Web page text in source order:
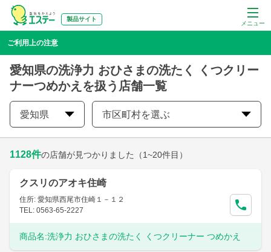
メニュー
製品サイト
ご利用上の注意
愛知県の洗浄力 おひさまの洗たく くつクリー
ナーつめかえを扱う店舗一覧
愛知県 市区町村を選ぶ
1128件の店舗が見つかりました （1~20件目）
クスリのアオキ住崎
住所: 愛知県西尾市住崎１－１２
TEL: 0563-65-2227
商品名:洗浄力 おひさまの洗たく くつクリーナー つめかえ